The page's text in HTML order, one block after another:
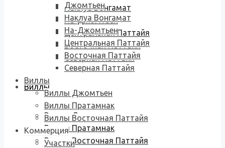
Наклуа Вонгамат
На-Джомтьен
Центральная Паттайя
Восточная Паттайя
Северная Паттайя
Виллы
Виллы Джомтьен
Виллы Пратамнак
Виллы Восточная Паттайя
Джомтьен
Наклуа Вонгамат
На-Джомтьен
Центральная Паттайя
Восточная Паттайя
Северная Паттайя
Виллы
Виллы Джомтьен
Виллы Пратамнак
Виллы Восточная Паттайя
Коммерция
Участки